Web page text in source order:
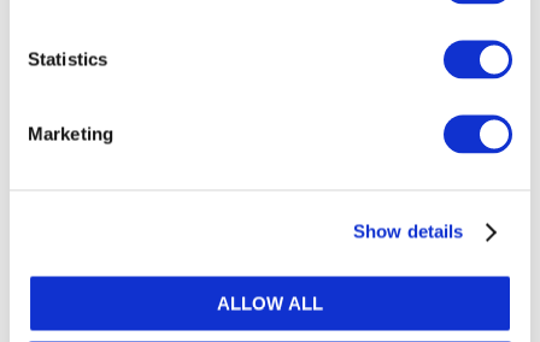
Statistics
Marketing
Show details
ALLOW ALL
CHIAVE DELLA REVISIONE CONTABILE NELLA
RELAZIONE DEL REVISORE INDIPENDENTE
PRINCIPIO DI REVISIONE INTERNAZIONALE (ISA
PRINCIPIO DI REVISIONE INTERNAZIONALE (ISA
ITALIA) N. 706 RICHIAMI D’INFORMATIVA E
PARAGRAFI RELATIVI AD ALTRI ASPETTI NELLA